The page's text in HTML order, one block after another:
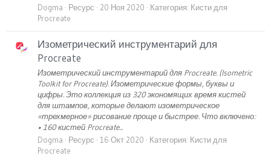
Dogma
Ресурс 20 Ноя 2020 Категория: Кисти для
Procreate
Изометрический инструментарий для
Procreate
Изометрический инструментарий для Procreate. (Isometric
Toolkit for Procreate). Изометрические формы, буквы и
цифры. Это коллекция из 320 экономящих время кистей
для штампов, которые делают изометрическое
«трехмерное» рисование проще и быстрее. Что включено:
• 160 кистей Procreate...
Dogma
Ресурс 16 Окт 2020 Категория: Кисти для
Procreate